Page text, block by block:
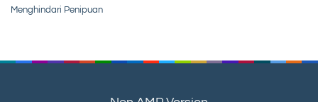
Menghindari Penipuan